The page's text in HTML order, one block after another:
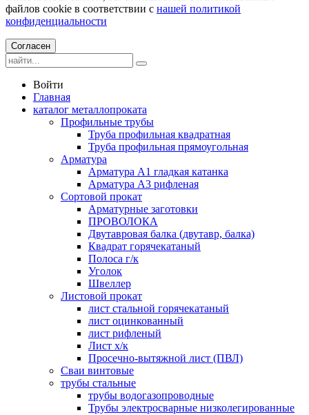
файлов cookie в соответствии с нашей политикой
конфиденциальности
Согласен
Войти
Главная
каталог металлопроката
Профильные трубы
Труба профильная квадратная
Труба профильная прямоугольная
Арматура
Арматура А1 гладкая катанка
Арматура А3 рифленая
Сортовой прокат
Арматурные заготовки
ПРОВОЛОКА
Двутавровая балка (двутавр, балка)
Квадрат горячекатаный
Полоса г/к
Уголок
Швеллер
Листовой прокат
лист стальной горячекатаный
лист оцинкованный
лист рифленый
Лист х/к
Просечно-вытяжной лист (ПВЛ)
Сваи винтовые
трубы стальные
трубы водогазопроводные
Трубы электросварные низколегированные